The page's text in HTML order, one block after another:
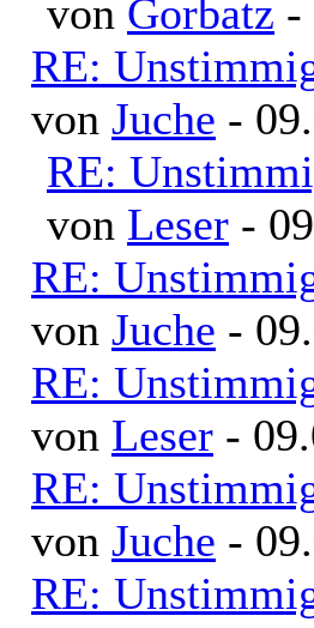
von Gorbatz -
RE:
von Juche -
RE:
von Leser -
RE:
von Juche -
RE:
von Leser -
RE:
von Juche -
RE: